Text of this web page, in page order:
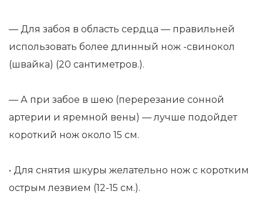
— Для забоя в область сердца — правильней
использовать более длинный нож -свинокол
(швайка) (20 сантиметров.).
— А при забое в шею (перерезание сонной
артерии и яремной вены) — лучше подойдет
короткий нож около 15 см.
• Для снятия шкуры желательно нож с коротким
острым лезвием (12-15 см.).